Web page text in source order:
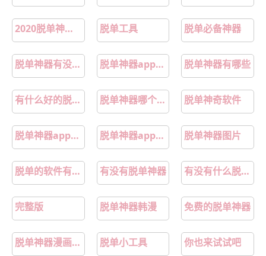
2020脱单神器哪个软件最好 脱单工具 脱单必备神器
脱单神器有没有免费的 脱单神器app不花钱 脱单神器有哪些
有什么好的脱单神器 脱单神器哪个软件最好用 脱单神奇软件
脱单神器app排行榜 脱单神器app下载 脱单神器图片
脱单的软件有哪些 有没有脱单神器 有没有什么脱单神器
完整版 脱单神器韩漫 免费的脱单神器
脱单神器漫画第二季 脱单小工具 你也来试试吧